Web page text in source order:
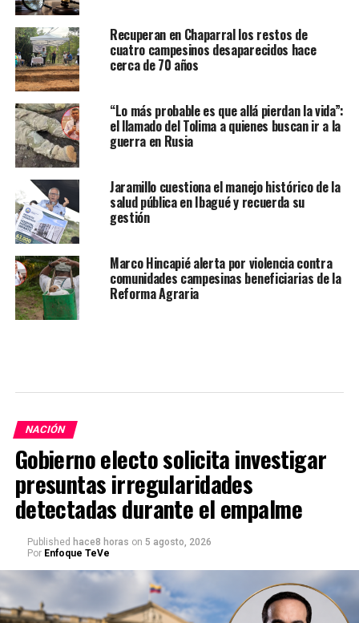
Recuperan en Chaparral los restos de
cuatro campesinos desaparecidos hace
cerca de 70 años
“Lo más probable es que allá pierdan la vida”:
el llamado del Tolima a quienes buscan ir a la
guerra en Rusia
Jaramillo cuestiona el manejo histórico de la
salud pública en Ibagué y recuerda su
gestión
Marco Hincapié alerta por violencia contra
comunidades campesinas beneficiarias de la
Reforma Agraria
NACIÓN
Gobierno electo solicita investigar
presuntas irregularidades
detectadas durante el empalme
Published hace8 horas on 5 agosto, 2026
Por Enfoque TeVe